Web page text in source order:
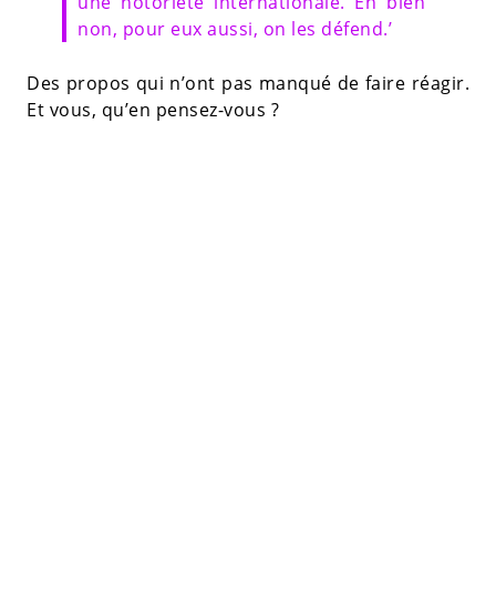
non, pour eux aussi, on les défend.’
Des propos qui n’ont pas manqué de faire réagir.
Et vous, qu’en pensez-vous ?